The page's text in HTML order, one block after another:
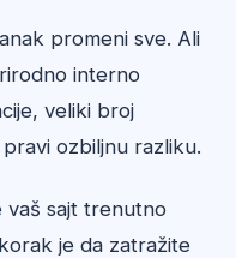
promeni sve. Ali
interno
veliki broj
ozbiljnu razliku.
vaš sajt trenutno
je da zatražite